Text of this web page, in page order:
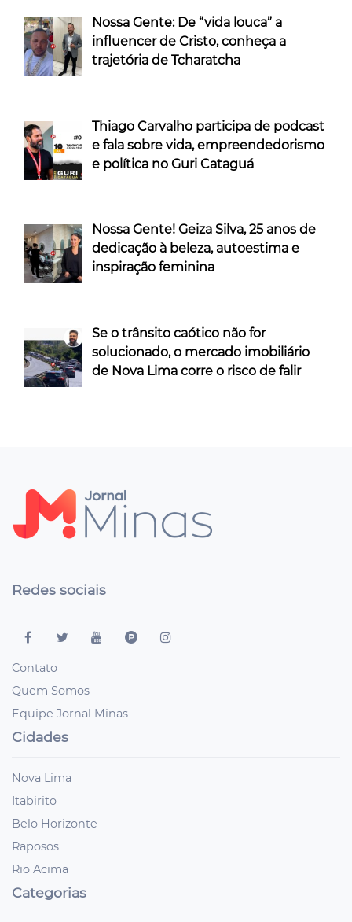
Nossa Gente: De “vida louca” a
influencer de Cristo, conheça a
trajetória de Tcharatcha
Thiago Carvalho participa de podcast
e fala sobre vida, empreendedorismo
e política no Guri Cataguá
Nossa Gente! Geiza Silva, 25 anos de
dedicação à beleza, autoestima e
inspiração feminina
Se o trânsito caótico não for
solucionado, o mercado imobiliário
de Nova Lima corre o risco de falir
Redes sociais
Contato
Quem Somos
Equipe Jornal Minas
Cidades
Nova Lima
Itabirito
Belo Horizonte
Raposos
Rio Acima
Categorias